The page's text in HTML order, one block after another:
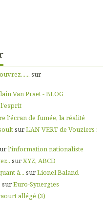
sur
Van Praet - BLOG
l'esprit
l'écran de fumée, la réalité
surL'AN VERT de Vouziers :
l'information nationaliste
surXYZ, ABCD
à... surLionel Baland
surEuro-Synergies
allégé (3)